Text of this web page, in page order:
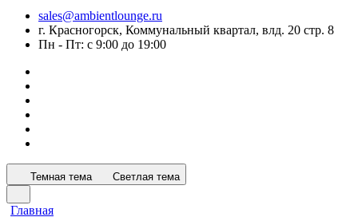
sales@ambientlounge.ru
г. Красногорск, Коммунальный квартал, влд. 20 стр. 8
Пн - Пт: с 9:00 до 19:00
Темная тема Светлая тема
Главная